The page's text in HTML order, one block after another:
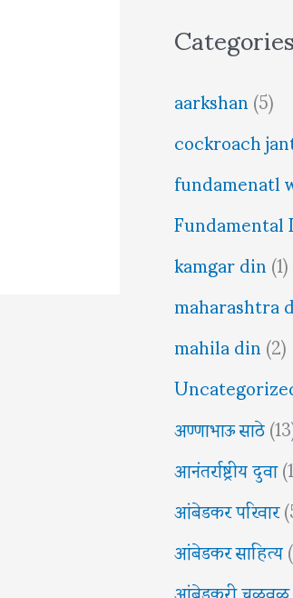
Categories
aarkshan(5)
cockroach
fundamenatl
kamgar din(1)
maharashtra
mahila din(2)
अण्णाभाऊ साठे
आनंतर्राष्ट्रीय दुवा
आंबेडकर परिवार
आंबेडकर साहित्य